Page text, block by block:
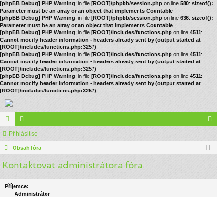
[phpBB Debug] PHP Warning: in file [ROOT]/phpbb/session.php on line 580: sizeof():
Parameter must be an array or an object that implements Countable
[phpBB Debug] PHP Warning: in file [ROOT]/phpbb/session.php on line 636: sizeof():
Parameter must be an array or an object that implements Countable
[phpBB Debug] PHP Warning: in file [ROOT]/includes/functions.php on line 4511:
Cannot modify header information - headers already sent by (output started at
[ROOT]/includes/functions.php:3257)
[phpBB Debug] PHP Warning: in file [ROOT]/includes/functions.php on line 4511:
Cannot modify header information - headers already sent by (output started at
[ROOT]/includes/functions.php:3257)
[phpBB Debug] PHP Warning: in file [ROOT]/includes/functions.php on line 4511:
Cannot modify header information - headers already sent by (output started at
[ROOT]/includes/functions.php:3257)
ór
a
le
no
vé
lá
se
Přihlásit se
Obsah fóra
Kontaktovat administrátora fóra
Příjemce:
Administrátor